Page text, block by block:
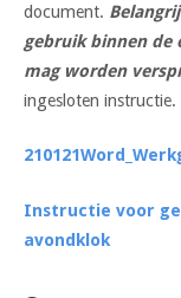
document.
gebruik binnen de
mag worden
ingesloten instructie.
Instructie voor
avondklok